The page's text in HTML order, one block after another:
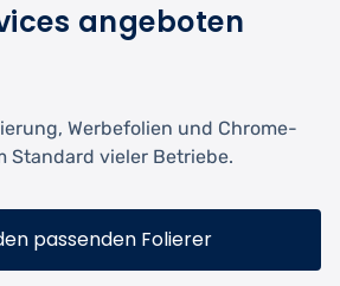
angeboten
Werbefolien und Chrome-
Standard vieler Betriebe.
passenden Folierer